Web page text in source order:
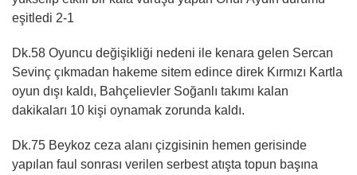
eşitledi 2-1
Dk.58 Oyuncu değişikliği nedeni ile kenara gelen Sercan
Sevinç çıkmadan hakeme sitem edince direk Kırmızı Kartla
oyun dışı kaldı, Bahçelievler Soğanlı takımı kalan
dakikaları 10 kişi oynamak zorunda kaldı.
Dk.75 Beykoz ceza alanı çizgisinin hemen gerisinde
yapılan faul sonrası verilen serbest atışta topun başına